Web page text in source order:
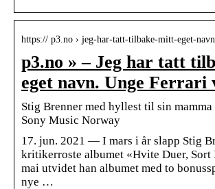
https:// p3.no › jeg-har-tatt-tilbake-mitt-eget-
p3.no » – Jeg har tatt
eget navn. Unge
Stig Brenner med hyllest til sin
Sony Music Norway
17. jun. 2021 — I mars i år slapp Stig
kritikerroste albumet «Hvite Duer, Sort
mai utvidet han albumet med to
nye …